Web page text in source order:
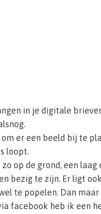
in je digitale
er een beeld bij te
loopt.
op de grond, een laag
bezig te zijn. Er ligt
te popelen. Dan
facebook heb ik een